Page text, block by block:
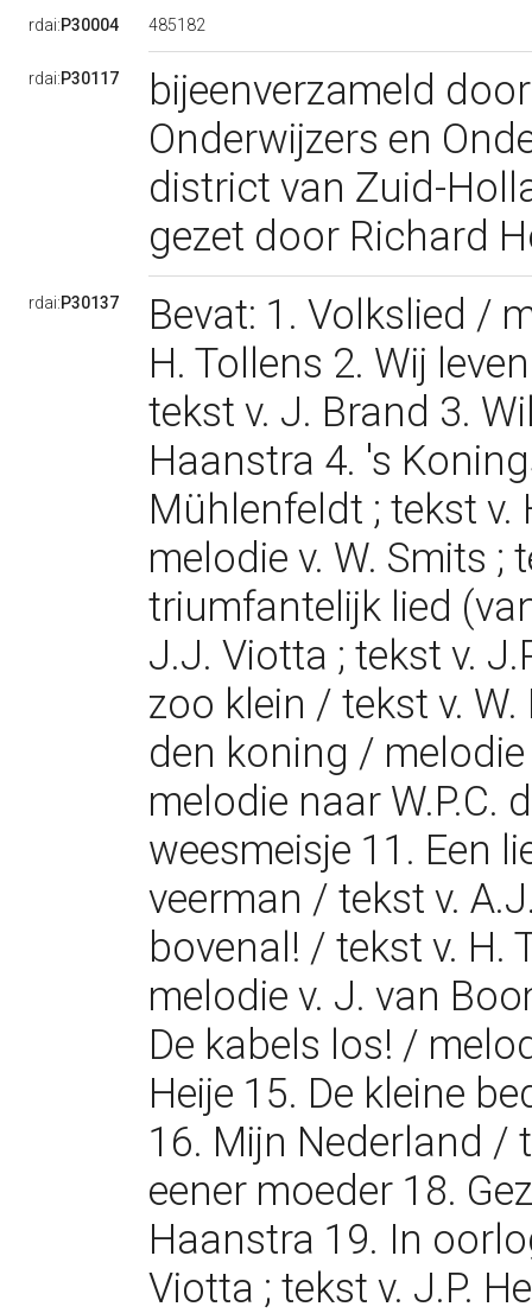
rdai:P30004 485182
rdai:P30117
bijeenverzameld
Onderwijzers en
district van Zuid-
gezet door Richard
rdai:P30137
Bevat: 1. Volkslied /
H. Tollens 2. Wij
tekst v. J. Brand 3.
Haanstra 4. 's
Mühlenfeldt ; tekst v.
melodie v. W. Smits ;
triumfantelijk lied
J.J. Viotta ; tekst v.
zoo klein / tekst v.
den koning /
melodie naar W.P.C.
weesmeisje 11. Een
veerman / tekst v.
bovenal! / tekst v. H.
melodie v. J. van
De kabels los! /
Heije 15. De kleine
16. Mijn Nederland /
eener moeder 18.
Haanstra 19. In
Viotta ; tekst v. J.P.